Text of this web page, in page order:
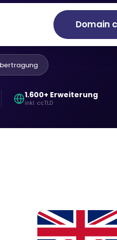
Domain
1.600+ Erweiterung
inkl. ccTLD